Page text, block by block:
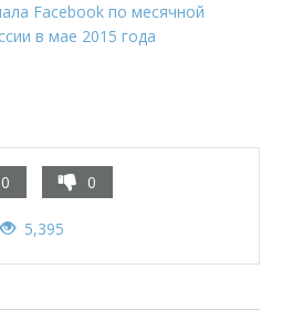
Facebook по месячной
в мае 2015 года
0 0
5,395